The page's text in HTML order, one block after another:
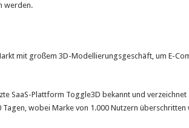
werden.
mit großem 3D-Modellierungsgeschäft, um E-
SaaS-Plattform Toggle3D bekannt und verzeichnet
wobei Marke von 1.000 Nutzern überschritten